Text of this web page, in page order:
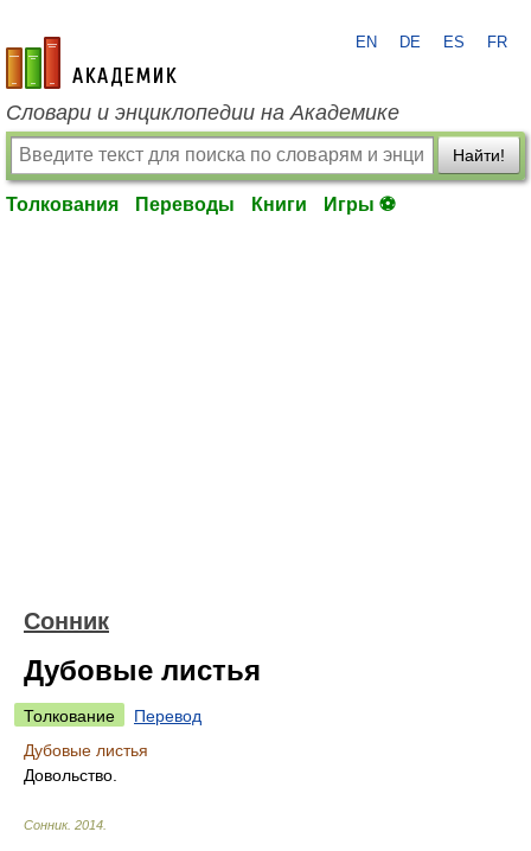
academic.ru
EN DE ES FR
Словари и энциклопедии на Академике
Найти!
Толкования Переводы Книги Игры ⚽
Сонник
Дубовые листья
Толкование
Перевод
Дубовые листья
Довольство.
Сонник. 2014